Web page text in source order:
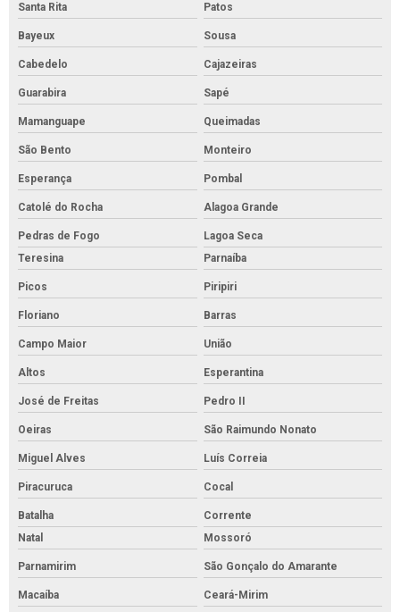
Santa Rita Patos
Bayeux Sousa
Cabedelo Cajazeiras
Guarabira Sapé
Mamanguape Queimadas
São Bento Monteiro
Esperança Pombal
Catolé do Rocha Alagoa Grande
Pedras de Fogo
Lagoa Seca
Teresina
Parnaíba
Picos Piripiri
Floriano Barras
Campo Maior União
Altos Esperantina
José de Freitas Pedro II
Oeiras São Raimundo Nonato
Miguel Alves Luís Correia
Piracuruca Cocal
Batalha
Corrente
Natal
Mossoró
Parnamirim São Gonçalo do Amarante
Macaíba Ceará-Mirim